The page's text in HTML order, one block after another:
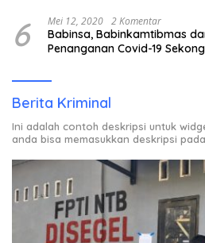
6 Mei 12, 2020 2 Komentar
Babinsa, Babinkamtibmas
Penanganan Covid-19
Berita Kriminal
Ini adalah contoh deskripsi untuk
anda bisa memasukkan deskripsi